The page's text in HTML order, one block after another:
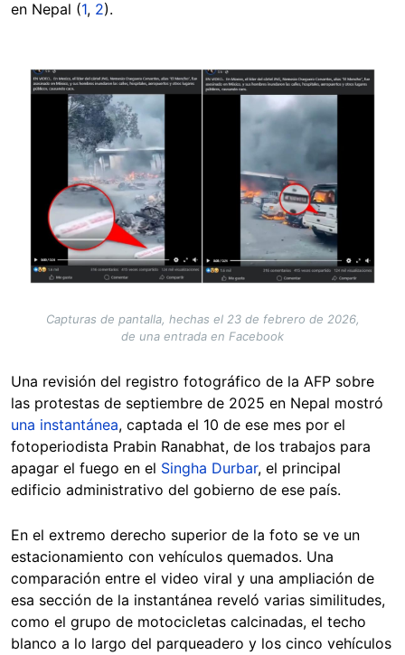
en Nepal (1, 2).
Image
Capturas de pantalla, hechas el 23 de febrero de 2026,
de una entrada en Facebook
Una revisión del registro fotográfico de la AFP sobre
las protestas de septiembre de 2025 en Nepal mostró
una instantánea, captada el 10 de ese mes por el
fotoperiodista Prabin Ranabhat, de los trabajos para
apagar el fuego en el Singha Durbar, el principal
edificio administrativo del gobierno de ese país.
En el extremo derecho superior de la foto se ve un
estacionamiento con vehículos quemados. Una
comparación entre el video viral y una ampliación de
esa sección de la instantánea reveló varias similitudes,
como el grupo de motocicletas calcinadas, el techo
blanco a lo largo del parqueadero y los cinco vehículos